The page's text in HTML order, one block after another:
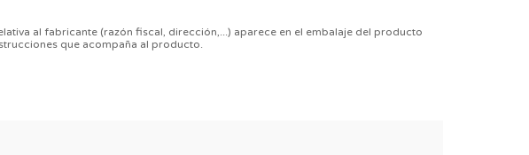
al fabricante (razón fiscal, dirección,...) aparece en el embalaje del producto
que acompaña al producto.